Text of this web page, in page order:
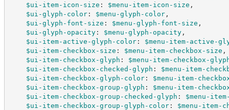
$ui-item-icon-size : $menu-item-icon-size ,
$ui-glyph-color: $menu-glyph-color,
$ui-glyph-font-size : $menu-glyph-font-size ,
$ui-glyph-opacity: $menu-glyph-opacity,
$ui-item-active-glyph-color:
$menu-item-active-
$ui-item-checkbox-size : $menu-item-checkbox-size ,
$ui-item-checkbox-glyph :
$menu-item-checkbox-
$ui-item-checkbox-checked-glyph :
$menu-item-
$ui-item-checkbox-glyph-color:
$menu-item-
$ui-item-checkbox-group-glyph :
$menu-item-
$ui-item-checkbox-group-checked-glyph :
$menu-
$ui-item-checkbox-group-glyph-color:
$menu-item-